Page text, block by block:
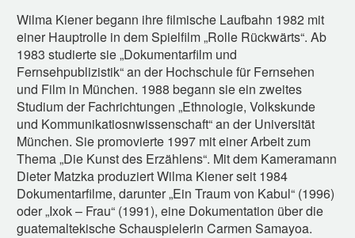
Wilma Kiener begann ihre filmische Laufbahn 1982 mit
einer Hauptrolle in dem Spielfilm „Rolle Rückwärts“. Ab
1983 studierte sie „Dokumentarfilm und
Fernsehpublizistik“ an der Hochschule für Fernsehen
und Film in München. 1988 begann sie ein zweites
Studium der Fachrichtungen „Ethnologie, Volkskunde
und Kommunikatiosnwissenschaft“ an der Universität
München. Sie promovierte 1997 mit einer Arbeit zum
Thema „Die Kunst des Erzählens“. Mit dem Kameramann
Dieter Matzka produziert Wilma Kiener seit 1984
Dokumentarfilme, darunter „Ein Traum von Kabul“ (1996)
oder „Ixok – Frau“ (1991), eine Dokumentation über die
guatemaltekische Schauspielerin Carmen Samayoa.